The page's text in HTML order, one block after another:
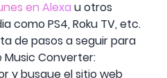
en Alexa u otros
como PS4, Roku TV, etc.
de pasos a seguir para
Music Converter:
y busque el sitio web